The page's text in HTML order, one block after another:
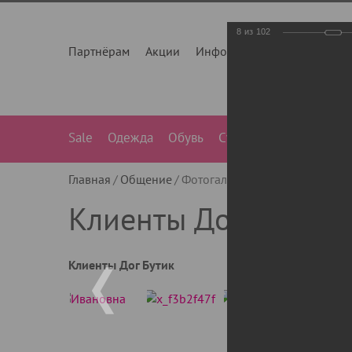
Партнёрам Акции Инфо
Sale Одежда Обувь Сумки
Главная Общение Фотогалерея
Клиенты Дог Бутик
Клиенты Дог Бутик
8 из 102